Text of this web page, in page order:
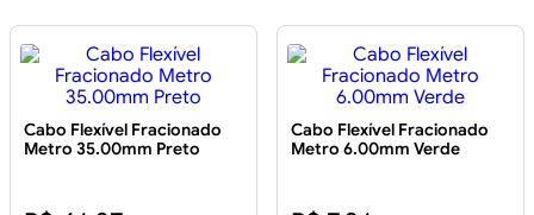
Cabo Flexível Fracionado
Metro 35.00mm Preto
Cabo Flexível Fracionado
Metro 6.00mm Verde